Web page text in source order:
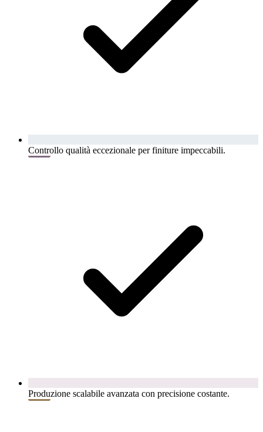
Controllo qualità eccezionale per finiture impeccabili.
Produzione scalabile avanzata con precisione costante.